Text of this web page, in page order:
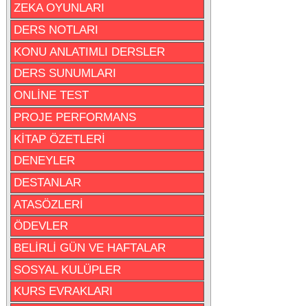
ZEKA OYUNLARI
DERS NOTLARI
KONU ANLATIMLI DERSLER
DERS SUNUMLARI
ONLİNE TEST
PROJE PERFORMANS
KİTAP ÖZETLERİ
DENEYLER
DESTANLAR
ATASÖZLERİ
ÖDEVLER
BELİRLİ GÜN VE HAFTALAR
SOSYAL KULÜPLER
KURS EVRAKLARI